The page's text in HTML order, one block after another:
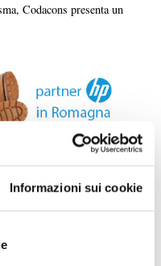
Informazioni sui cookie
Codacons presenta un
TV -